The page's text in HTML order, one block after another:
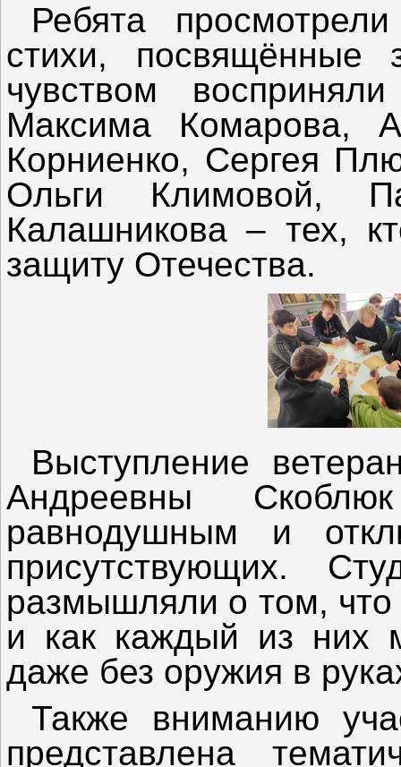
Ребята
стихи, посвящённые
чувством
Максима Комарова,
Корниенко, Сергея
Ольги Климовой,
Калашникова – тех,
защиту Отечества.
Выступление
Андреевны
равнодушным и
присутствующих.
размышляли о том, что
и как каждый из них
даже без оружия в
Также вниманию
представлена